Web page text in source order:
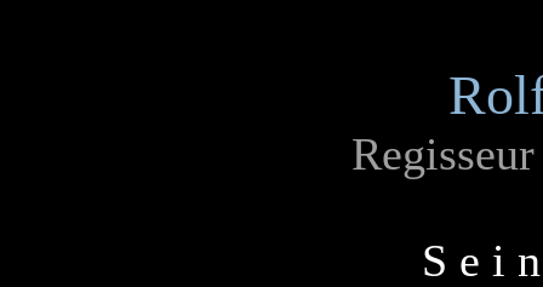
S e i